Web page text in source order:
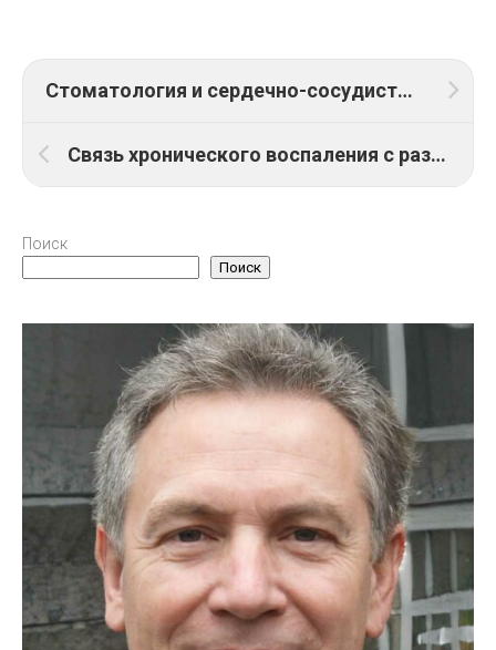
Стоматология и сердечно-сосудистые заболевания: риски
Связь хронического воспаления с развитием инсулинорезистентности
Поиск
Поиск